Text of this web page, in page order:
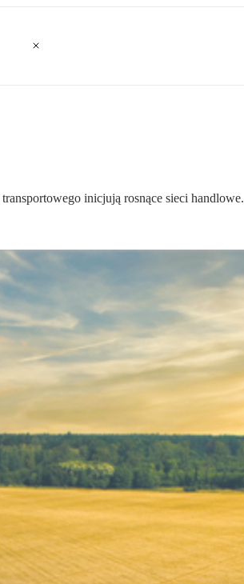
inicjują rosnące sieci handlowe.